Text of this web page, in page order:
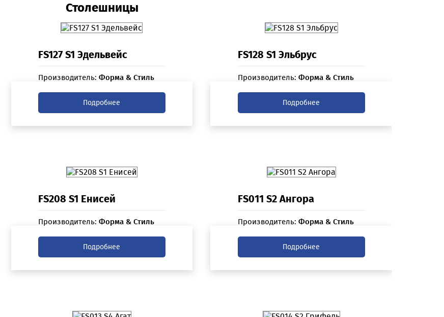
Столешницы
FS127 S1 Эдельвейс
Производитель: Форма & Стиль
Подробнее
FS128 S1 Эльбрус
Производитель: Форма & Стиль
Подробнее
FS208 S1 Енисей
Производитель: Форма & Стиль
Подробнее
FS011 S2 Ангора
Производитель: Форма & Стиль
Подробнее